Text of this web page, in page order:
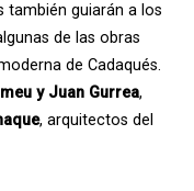
también guiarán a los
de las obras
de Cadaqués.
y Juan Gurrea,
, arquitectos del